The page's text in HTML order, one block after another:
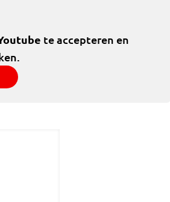
te accepteren en